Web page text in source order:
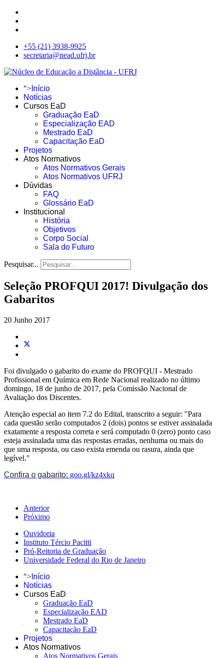
+55 (21) 3938-9925
secretaria@nead.ufrj.br
"> Início
Notícias
Cursos EaD
Graduação EaD
Especialização EAD
Mestrado EaD
Capacitação EaD
Projetos
Atos Normativos
Atos Normativos Gerais
Atos Normativos UFRJ
Dúvidas
FAQ
Glossário EaD
Institucional
História
Objetivos
Corpo Social
Sala do Futuro
Pesquisar...
Seleção PROFQUI 2017! Divulgação dos
Gabaritos
20 Junho 2017
Foi divulgado o gabarito do exame do PROFQUI - Mestrado
Profissional em Química em Rede Nacional realizado no último
domingo, 18 de junho de 2017, pela Comissão Nacional de
Avaliação dos Discentes.
Atenção especial ao item 7.2 do Edital, transcrito a seguir: "Para
cada questão serão computados 2 (dois) pontos se estiver assinalada
exatamente a resposta correta e será computado 0 (zero) ponto caso
esteja assinalada uma das respostas erradas, nenhuma ou mais do
que uma resposta, ou caso exista emenda ou rasura, ainda que
legível."
Confira o gabarito: goo.gl/kz4xkq
Anterior
Próximo
Ouvidoria
Instituto Tércio Pacitti
Pró-Reitoria de Graduação
Universidade Federal do Rio de Janeiro
"> Início
Notícias
Cursos EaD
Graduação EaD
Especialização EAD
Mestrado EaD
Capacitação EaD
Projetos
Atos Normativos
Atos Normativos Gerais